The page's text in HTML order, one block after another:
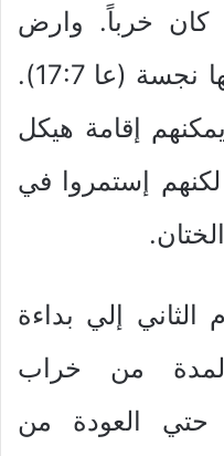
كان خرباً. وارض
بابل التيكانوا ساكنين فيها نجسة (عا 17:7).
إقامة هيكل
إستمروا في
الثاني إلي بداءة
من خراب
حتي العودة من